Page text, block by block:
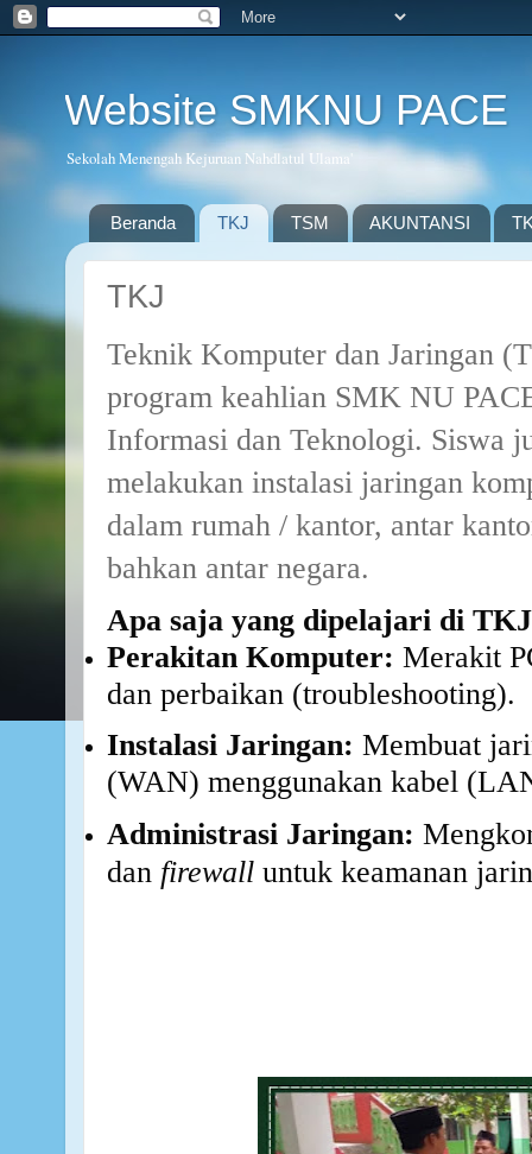
Website SMKNU PACE
Sekolah Menengah Kejuruan Nahdlatul Ulama'
Beranda TKJ TSM AKUNTANSI
TKJ
Teknik Komputer dan Jaringan
program keahlian SMK NU
Informasi dan Teknologi. Siswa
melakukan instalasi jaringan
dalam rumah / kantor, antar
bahkan antar negara.
Apa saja yang dipelajari di
Perakitan Komputer: Merakit
dan perbaikan (troubleshooting).
Instalasi Jaringan: Membuat
(WAN) menggunakan kabel
Administrasi Jaringan:
dan firewall untuk keamanan